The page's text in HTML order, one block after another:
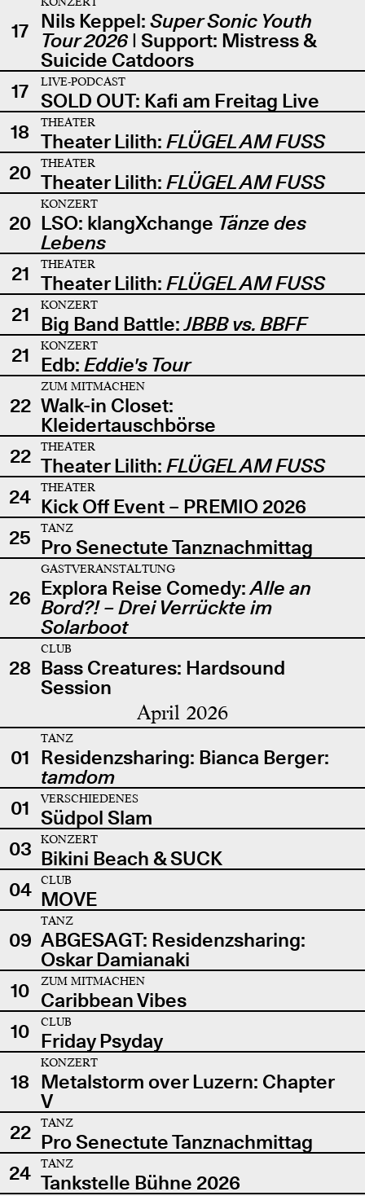
17 Nils Keppel: Super Sonic Youth
Tour 2026| Support: Mistress &
Suicide Catdoors
17
LIVE-PODCAST
SOLD OUT: Kafi am Freitag Live
18
THEATER
Theater Lilith: FLÜGEL AM FUSS
20
THEATER
Theater Lilith: FLÜGEL AM FUSS
20
KONZERT
LSO: klangXchange Tänze des
Lebens
21
THEATER
Theater Lilith: FLÜGEL AM FUSS
21
KONZERT
Big Band Battle:JBBB vs. BBFF
21
KONZERT
Edb: Eddie's Tour
22
ZUM MITMACHEN
Walk-in Closet:
Kleidertauschbörse
22
THEATER
Theater Lilith: FLÜGEL AM FUSS
24
THEATER
Kick Off Event – PREMIO 2026
25
TANZ
Pro Senectute Tanznachmittag
26
GASTVERANSTALTUNG
Explora Reise Comedy:Alle an
Bord?! – Drei Verrückte im
Solarboot
28
CLUB
Bass Creatures: Hardsound
Session
April 2026
01
TANZ
Residenzsharing: Bianca Berger:
tamdom
01
VERSCHIEDENES
Südpol Slam
03
KONZERT
Bikini Beach & SUCK
04
CLUB
MOVE
09
TANZ
ABGESAGT: Residenzsharing:
Oskar Damianaki
10
ZUM MITMACHEN
Caribbean Vibes
10
CLUB
Friday Psyday
18
KONZERT
Metalstorm over Luzern: Chapter
V
22
TANZ
Pro Senectute Tanznachmittag
24
TANZ
Tankstelle Bühne 2026